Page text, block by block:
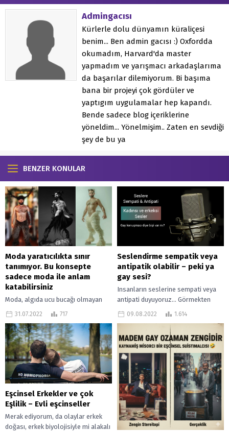
Admingacısı
Kürlerle dolu dünyamın küraliçesi
benim... Ben admin gacısı :) Oxfordda
okumadım, Harvard'da master
yapmadım ve yarışmacı arkadaşlarıma
da başarılar dilemiyorum. Bi başıma
bana bir projeyi çok gördüler ve
yaptıgım uygulamalar hep kapandı.
Bende sadece blog içeriklerine
yöneldim... Yönelmişim.. Zaten en sevdiği
şey de bu ya
BENZER KONULAR
Moda yaratıcılıkta sınır
tanımıyor. Bu konsepte
sadece moda ile anlam
katabilirsiniz
Moda, algıda ucu bucağı olmayan
tekstil ile iç içe girmiş müthiş bir
birlikte değişken olarak...
31.07.2022 717
Seslendirme sempatik veya
antipatik olabilir – peki ya
gay sesi?
Insanların seslerine sempati veya
antipati duyuyoruz… Görmekten
bahsetmiyorum… İç güdüsel bir
sempati veya antipati. Ses ve
görüntü...
09.08.2022 1.614
Eşcinsel Erkekler ve çok
Eşlilik – Evli eşcinseller
Merak ediyorum, da olaylar erkek
doğası, erkek biyolojisiyle mi alakalı